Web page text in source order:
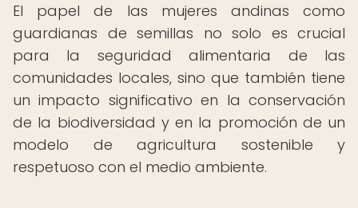
El papel de las mujeres andinas como
guardianas de semillas no solo es crucial
para la seguridad alimentaria de las
comunidades locales, sino que también tiene
un impacto significativo en la conservación
de la biodiversidad y en la promoción de un
modelo de agricultura sostenible y
respetuoso con el medio ambiente.